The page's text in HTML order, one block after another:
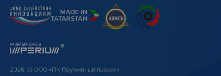
2026, © ООО «ПК Пружинный проект».